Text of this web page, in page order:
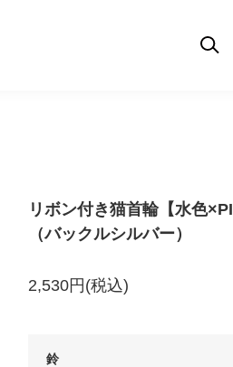
リボン付き猫首輪【水色
（バックルシルバー）
2,530円(税込)
鈴